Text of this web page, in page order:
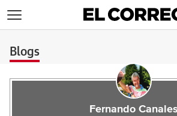
Blogs
Fernando Canales